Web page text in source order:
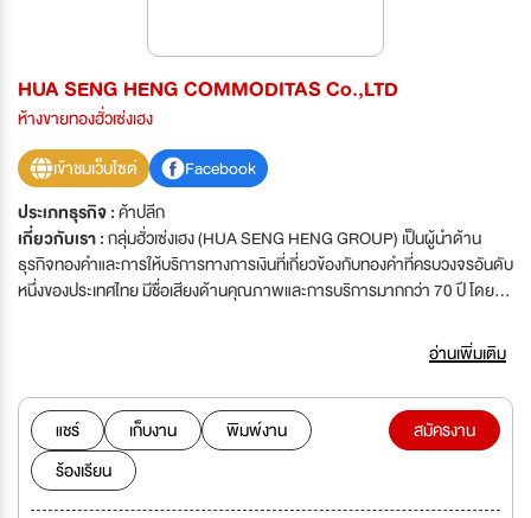
HUA SENG HENG COMMODITAS Co.,LTD
ห้างขายทองฮั่วเซ่งเฮง
เข้าชมเว็บไซต์
Facebook
ประเภทธุรกิจ :ค้าปลีก
เกี่ยวกับเรา :กลุ่มฮั่วเซ่งเฮง (HUA SENG HENG GROUP) เป็นผู้นำด้าน
ธุรกิจทองคำและการให้บริการทางการเงินที่เกี่ยวข้องกับทองคำที่ครบวงจรอันดับ
หนึ่งของประเทศไทย มีชื่อเสียงด้านคุณภาพและการบริการมากกว่า 70 ปี โดยนำ
ทองคำรูปพรรณ, ให้บริการสัญญาซื้อ-ขายล่วงหน้าทองคำ (Gold Futures)
และโครงการออมทอง ด้วยระบบการทำงานที่ทันสมัย สามารถสร้างความพึง
พอใจสูงสุดแก่ลูกค้า โดยเน้นการทำงานที่โปร่งใสและตรวจสอบได้ตามมาตรฐาน
สากล เพื่อสนองต่อความต้องการของลูกค้าที่ส่งผลให้ขยายฐานเจริญเติบโต
ก้าวหน้าอย่างมั่นคง ทั้งนี้บริษัทฯ ให้ความสำคัญกับการบริหารทรัพยากรบุคคล
มาตั้งแต่เริ่มก่อตั้งจวบจนวันนี้ บริษัทฯต้องการทรัพยากรบุคคลที่มีความมุ่งมั่น
รักความก้าวหน้า มาร่วมเป็นส่วนหนึ่งของความสำเร็จก้าวต่อไป
อ่านเพิ่มเติม
แชร์ เก็บงาน
พิมพ์งาน
ร้องเรียน
สมัครงาน